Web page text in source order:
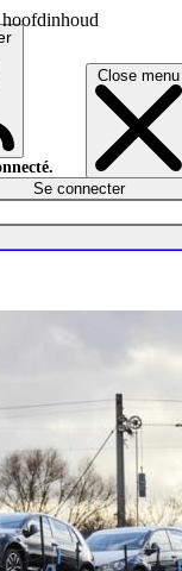
Close menu
Se connecter